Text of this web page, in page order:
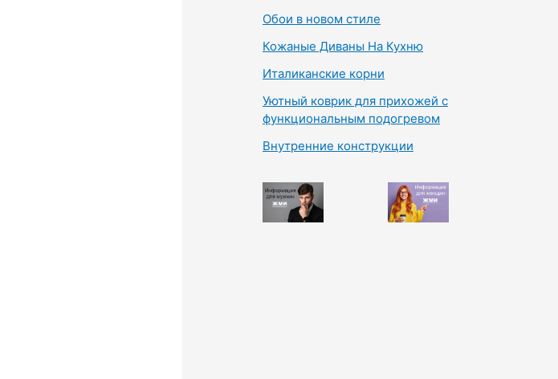
Обои в новом стиле
Кожаные Диваны На Кухню
Италиканские корни
Уютный коврик для прихожей с
функциональным подогревом
Внутренние конструкции